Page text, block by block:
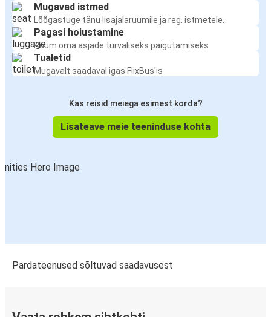
Mugavad istmed
Lõõgastuge tänu lisajalaruumile ja reg. istmetele.
Pagasi hoiustamine
Ruum oma asjade turvaliseks paigutamiseks
Tualetid
Mugavalt saadaval igas FlixBus'is
Kas reisid meiega esimest korda?
Lisateave meie teeninduse kohta
Pardateenused sõltuvad saadavusest